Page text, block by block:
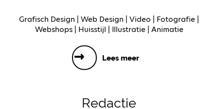
Grafisch Design | Web Design | Video | Fotografie |
Webshops | Huisstijl | Illustratie | Animatie
Lees meer
Redactie